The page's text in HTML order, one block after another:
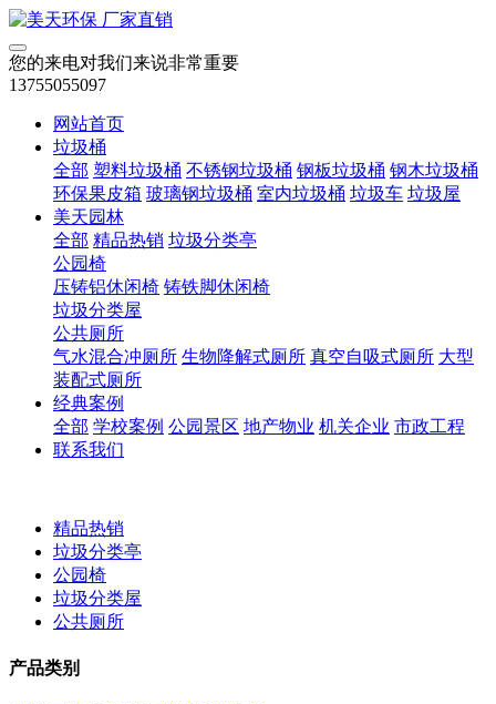
您的来电对我们来说非常重要
13755055097
网站首页
垃圾桶
全部 塑料垃圾桶 不锈钢垃圾桶 钢板垃圾桶 钢木垃圾桶
环保果皮箱 玻璃钢垃圾桶 室内垃圾桶 垃圾车 垃圾屋
美天园林
全部 精品热销 垃圾分类亭
公园椅
压铸铝休闲椅 铸铁脚休闲椅
垃圾分类屋
公共厕所
气水混合冲厕所 生物降解式厕所 真空自吸式厕所 大型
装配式厕所
经典案例
全部 学校案例 公园景区 地产物业 机关企业 市政工程
联系我们
精品热销
垃圾分类亭
公园椅
垃圾分类屋
公共厕所
产品类别